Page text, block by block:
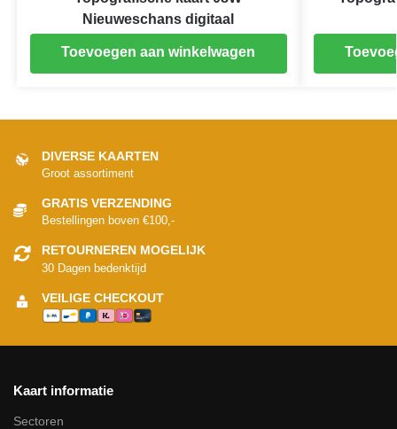
Nieuweschans digitaal
Toevoegen aan winkelwagen
DIVERSE KAARTEN
Groot assortiment
GRATIS VERZENDING
Bestellingen boven €100,-
RETOURNEREN MOGELIJK
30 Dagen bedenktijd
VEILIGE CHECKOUT
Kaart informatie
Sectoren